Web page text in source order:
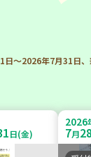
～2026年7月31日、
日(金)
2026
7月28